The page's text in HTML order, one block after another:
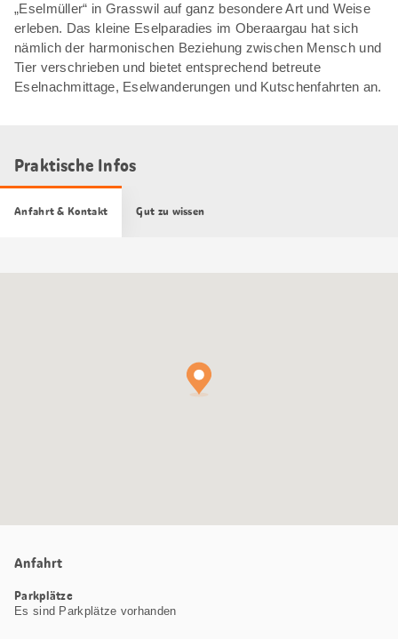
„Eselmüller“ in Grasswil auf ganz besondere Art und Weise
erleben. Das kleine Eselparadies im Oberaargau hat sich
nämlich der harmonischen Beziehung zwischen Mensch und
Tier verschrieben und bietet entsprechend betreute
Eselnachmittage, Eselwanderungen und Kutschenfahrten an.
Praktische Infos
Anfahrt & Kontakt Gut zu wissen
Anfahrt
Parkplätze
Es sind Parkplätze vorhanden